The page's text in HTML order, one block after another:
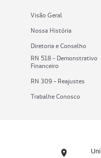
Visão Geral
Nossa História
Diretoria e Conselho
RN 518 - Demonstrativo
Financeiro
RN 309 - Reajustes
Trabalhe Conosco